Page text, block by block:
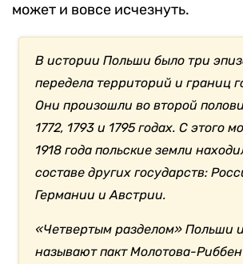
может и вовсе исчезнуть.
В истории Польши было три
передела территорий и границ
Они произошли во второй
1772, 1793 и 1795 годах. С этого
1918 года польские земли
составе других государств:
Германии и Австрии.
«Четвертым разделом» Польши
называют пакт Молотова-